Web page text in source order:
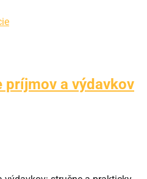
príjmov a výdavkov